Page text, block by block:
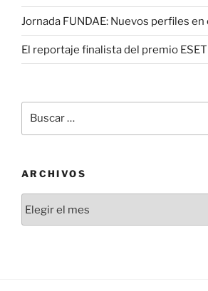
Jornada FUNDAE: Nuevos perfiles
El reportaje finalista del premio
por:
ARCHIVOS